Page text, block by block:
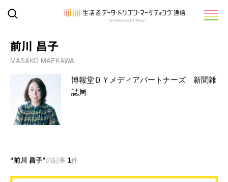
前川 昌子
MASAKO MAEKAWA
博報堂ＤＹメディアパートナーズ 新聞雑
誌局
前川 昌子 の記事 1件